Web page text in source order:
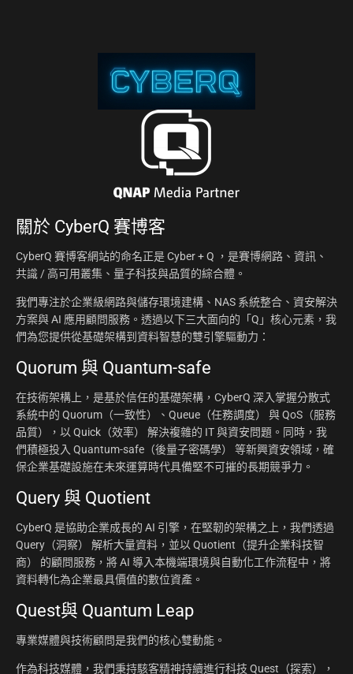
關於 CyberQ 賽博客
CyberQ 賽博客網站的命名正是 Cyber + Q ，是賽博網路、資訊、
共識 / 高可用叢集、量子科技與品質的綜合體。
我們專注於企業級網路與儲存環境建構、NAS 系統整合、資安解決
方案與 AI 應用顧問服務。透過以下三大面向的「Q」核心元素，我
們為您提供從基礎架構到資料智慧的雙引擎驅動力：
Quorum 與 Quantum-safe
在技術架構上，是基於信任的基礎架構，CyberQ 深入掌握分散式
系統中的 Quorum（一致性）、Queue（任務調度） 與 QoS（服務
品質），以 Quick（效率） 解決複雜的 IT 與資安問題。同時，我
們積極投入 Quantum-safe（後量子密碼學） 等新興資安領域，確
保企業基礎設施在未來運算時代具備堅不可摧的長期競爭力。
Query 與 Quotient
CyberQ 是協助企業成長的 AI 引擎，在堅韌的架構之上，我們透過
Query（洞察） 解析大量資料，並以 Quotient（提升企業科技智
商） 的顧問服務，將 AI 導入本機端環境與自動化工作流程中，將
資料轉化為企業最具價值的數位資產。
Quest與 Quantum Leap
專業媒體與技術顧問是我們的核心雙動能。
作為科技媒體，我們秉持駭客精神持續進行科技 Quest（探索），